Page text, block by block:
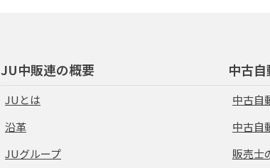
JU中販連の概要
JUとは
沿革
JUグループ
中古
中古自
中古自
販売士